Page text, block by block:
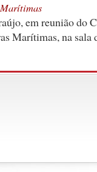
em reunião do
Marítimas, na sala